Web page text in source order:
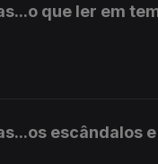
que ler em
escândalos